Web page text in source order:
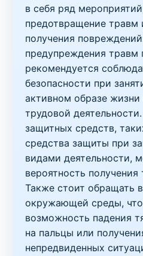
в себя ряд
предотвращение травм
получения
предупреждения травм
рекомендуется
безопасности при
активном образе
трудовой
защитных средств,
средства защиты при
видами деятельности,
вероятность
Также стоит обращать
окружающей среды,
возможность падения
на пальцы или
непредвиденных